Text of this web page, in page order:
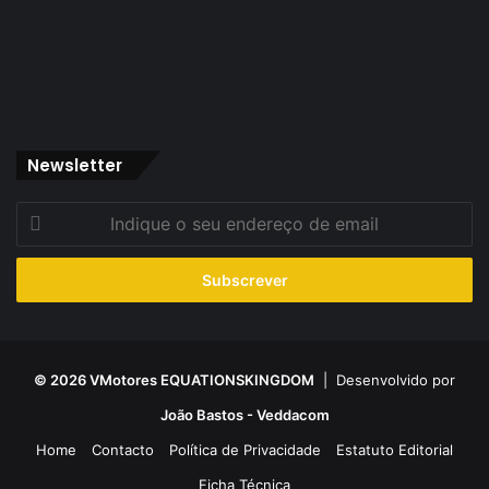
Newsletter
seu
de
© 2026 VMotores EQUATIONSKINGDOM | Desenvolvido por
João Bastos - Veddacom
Home
Contacto Política de Privacidade
Estatuto Editorial
Ficha Técnica